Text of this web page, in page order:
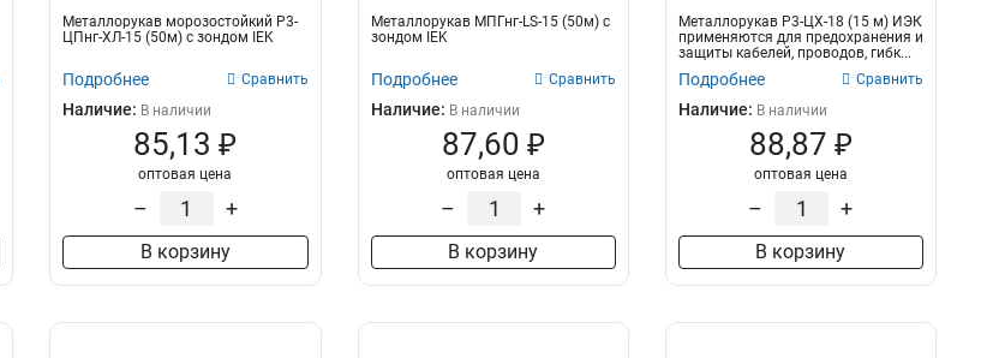
Металлорукав морозостойкий Р3-
ЦПнг-ХЛ-15 (50м) с зондом IEK
Подробнее Сравнить
Наличие: В наличии
85,13 ₽
оптовая цена
– +
В корзину
Металлорукав МПГнг-LS-15 (50м) с
зондом IEK
Подробнее Сравнить
Наличие: В наличии
87,60 ₽
оптовая цена
– +
В корзину
Металлорукав Р3-ЦХ-18 (15 м) ИЭК
применяются для предохранения и
защиты кабелей, проводов, гибк...
Подробнее Сравнить
Наличие: В наличии
88,87 ₽
оптовая цена
– +
В корзину